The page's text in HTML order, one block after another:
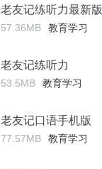
老友记练听力最新版
57.36MB 教育学习
老友记练听力
53.5MB 教育学习
老友记口语手机版
77.57MB 教育学习